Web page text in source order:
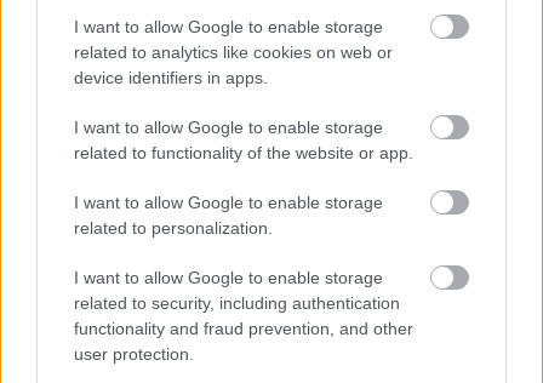
I want to allow Google to enable storage
related to analytics like cookies on web or
device identifiers in apps.
I want to allow Google to enable storage
related to functionality of the website or app.
I want to allow Google to enable storage
related to personalization.
I want to allow Google to enable storage
related to security, including authentication
functionality and fraud prevention, and other
user protection.
Kaszás Attila-díj - elindult a
közönségszavazás